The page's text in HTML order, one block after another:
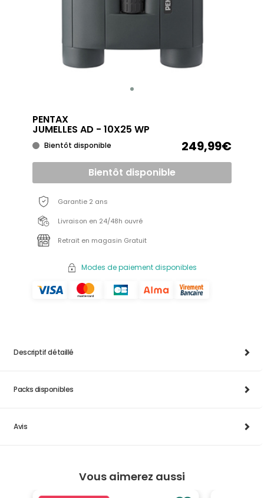
PENTAX
JUMELLES AD - 10X25 WP
Bientôt disponible 249,99€
Bientôt disponible
Garantie 2 ans
Livraison en 24/48h ouvré
Retrait en magasin Gratuit
Modes de paiement disponibles
Descriptif détaillé
Packs disponibles
Avis
Vous aimerez aussi